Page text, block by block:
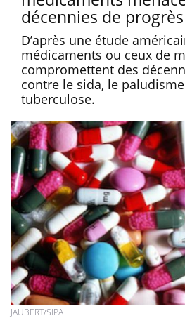
décennies de progrès
D’après une étude
médicaments ou ceux de
compromettent des
contre le sida, le
tuberculose.
JAUBERT/SIPA